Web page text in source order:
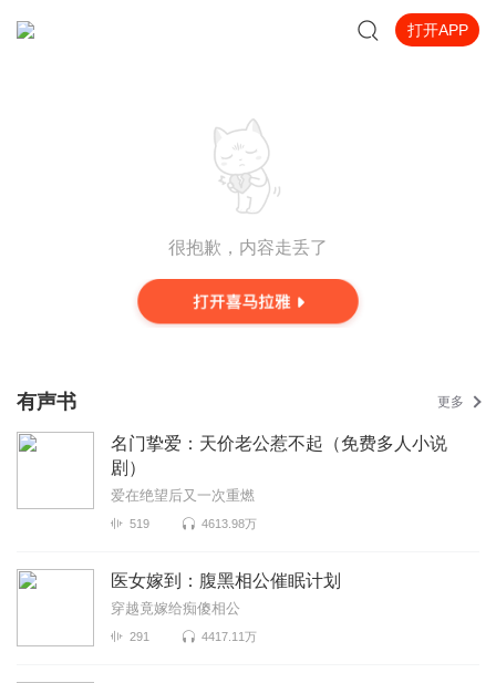
打开APP
很抱歉，内容走丢了
有声书 更多
名门挚爱：天价老公惹不起（免费多人小说
剧）
爱在绝望后又一次重燃
519 4613.98万
医女嫁到：腹黑相公催眠计划
穿越竟嫁给痴傻相公
291 4417.11万